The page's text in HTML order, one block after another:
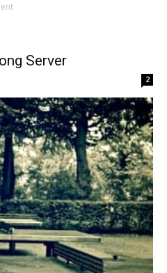
Server
2